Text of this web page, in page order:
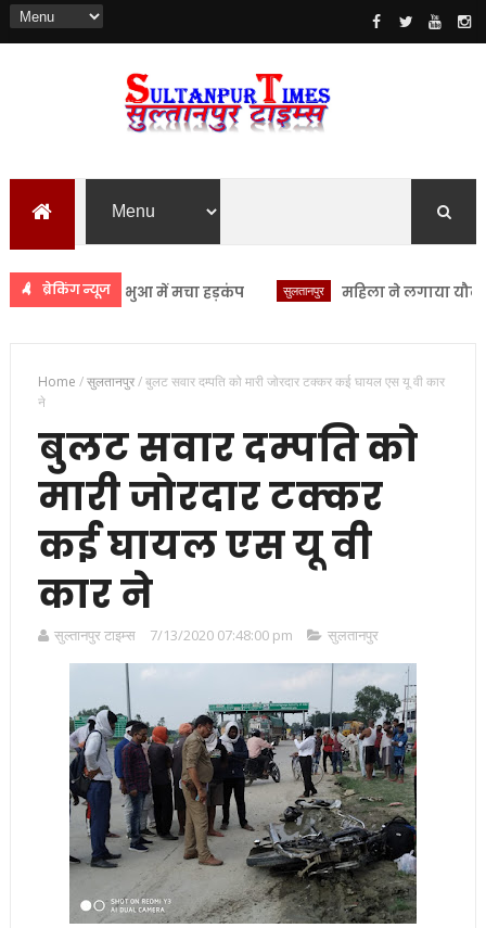
ब्रेकिंग न्यूज
सीएचसी लंभुआ में मचा हड़कंप सुलतानपुर महिला ने लगाया यौन
Home /सुलतानपुर/बुलट सवार दम्पति को मारी जोरदार टक्कर कई घायल एस यू वी कार
ने
बुलट सवार दम्पति को
मारी जोरदार टक्कर
कई घायल एस यू वी
कार ने
सुल्तानपुर टाइम्स 7/13/2020 07:48:00 pm सुलतानपुर